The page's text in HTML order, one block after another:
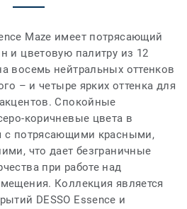
Maze имеет потрясающий
и цветовую палитру из 12
восемь нейтральных оттенков
– и четыре ярких оттенка для
Спокойные
коричневые цвета в
с потрясающими красными,
что дает безграничные
при работе над
Коллекция является
DESSO Essence и